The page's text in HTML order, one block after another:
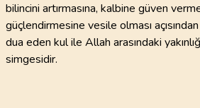
bilincini artırmasına, kalbine güven
güçlendirmesine vesile olması
dua eden kul ile Allah arasındaki
simgesidir.